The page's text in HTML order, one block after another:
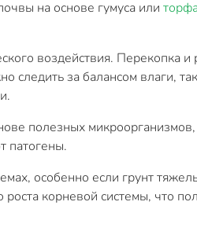
на основе гумуса или
воздействия. Перекопка
следить за балансом влаги,
полезных
патогены.
особенно если грунт
корневой системы, что